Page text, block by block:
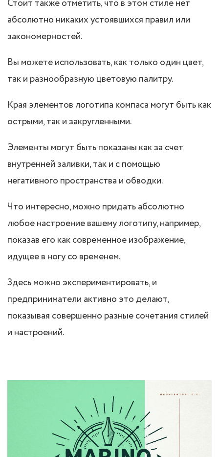
Стоит также отметить, что в этом стиле нет
абсолютно никаких устоявшихся правил или
закономерностей.
Вы можете использовать, как только один цвет,
так и разнообразную цветовую палитру.
Края элементов логотипа компаса могут быть как
острыми, так и закругленными.
Элементы могут быть показаны как за счет
внутренней заливки, так и с помощью
негативного пространства и обводки.
Что интересно, можно придать абсолютно
любое настроение вашему логотипу, например,
показав его как современное изображение,
идущее в ногу со временем.
Здесь можно экспериментировать, и
предприниматели активно это делают,
показывая совершенно разные сочетания стилей
и настроений.